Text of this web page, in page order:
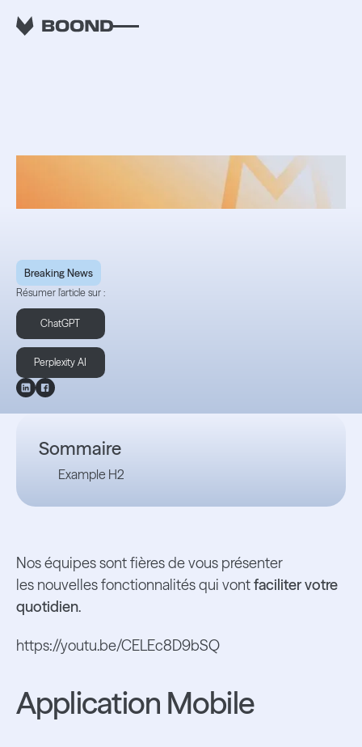
RETOUR
Breaking News
Résumer l'article sur :
ChatGPT
Perplexity AI
Sommaire
Example H2
Nos équipes sont fières de vous présenter
les nouvelles fonctionnalités qui vontfaciliter votre
quotidien.
https://youtu.be/CELEc8D9bSQ
Application Mobile